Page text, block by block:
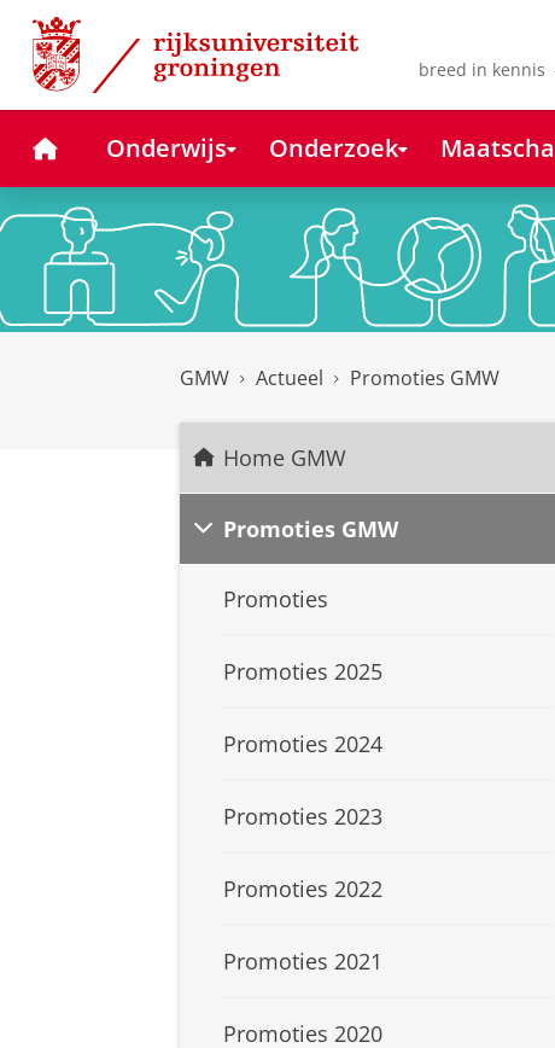
Skip
Content
Skip
Navigation
breed in
HomeOnderwijs Onderzoek
GMW Actueel Promoties GMW
Home GMW
Promoties GMW
Promoties
Promoties 2025
Promoties 2024
Promoties 2023
Promoties 2022
Promoties 2021
Promoties 2020